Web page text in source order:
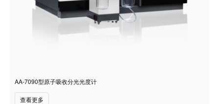
AA-7090型原子吸收分光光度计
查看更多